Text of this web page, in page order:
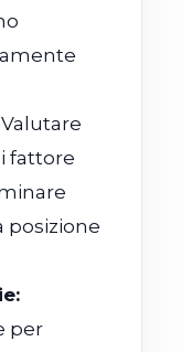
Valutare
fattore
posizione
per